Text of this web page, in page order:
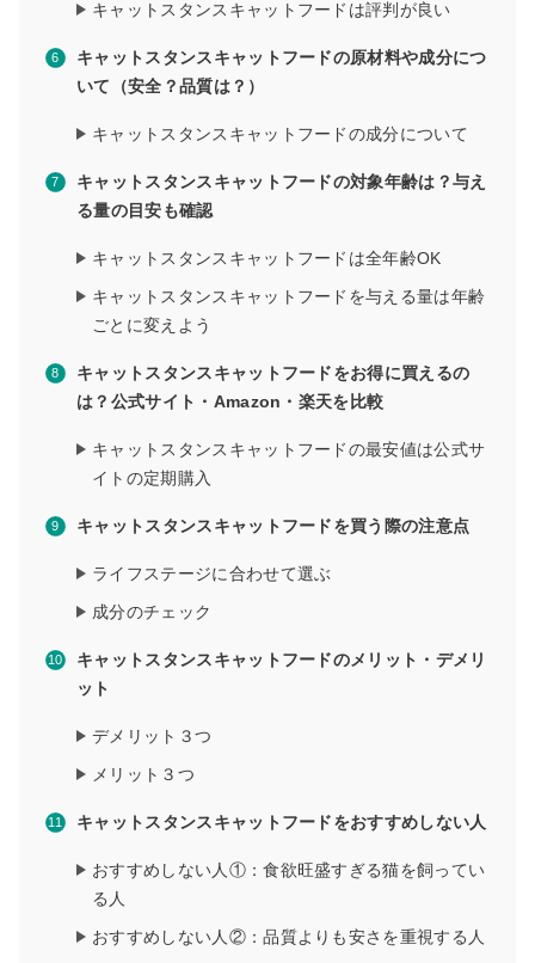
キャットスタンスキャットフードは評判が良い
キャットスタンスキャットフードの原材料や成分につ
いて（安全？品質は？）
キャットスタンスキャットフードの成分について
キャットスタンスキャットフードの対象年齢は？与え
る量の目安も確認
キャットスタンスキャットフードは全年齢OK
キャットスタンスキャットフードを与える量は年齢
ごとに変えよう
キャットスタンスキャットフードをお得に買えるの
は？公式サイト・Amazon・楽天を比較
キャットスタンスキャットフードの最安値は公式サ
イトの定期購入
キャットスタンスキャットフードを買う際の注意点
ライフステージに合わせて選ぶ
成分のチェック
キャットスタンスキャットフードのメリット・デメリ
ット
デメリット３つ
メリット３つ
キャットスタンスキャットフードをおすすめしない人
おすすめしない人①：食欲旺盛すぎる猫を飼ってい
る人
おすすめしない人②：品質よりも安さを重視する人